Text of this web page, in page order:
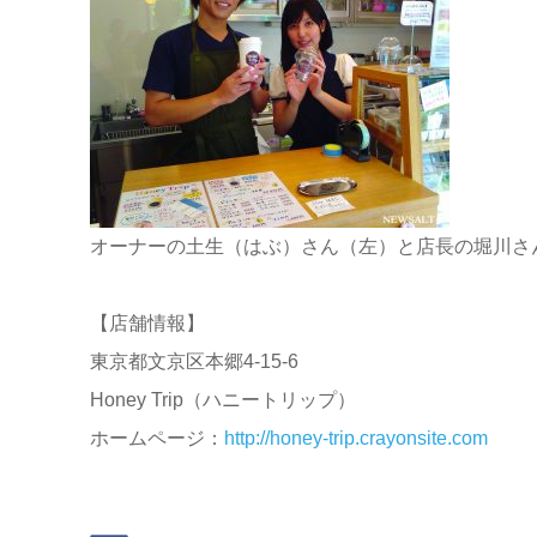
オーナーの土生（はぶ）さん（左）と店長の堀川さ
【店舗情報】
東京都文京区本郷4-15-6
Honey Trip（ハニートリップ）
ホームページ： http://honey-trip.crayonsite.com